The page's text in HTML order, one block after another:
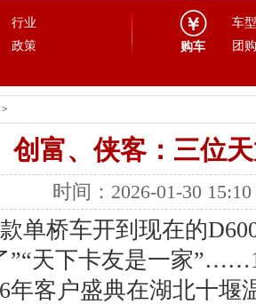
行业
政策 购车
车型
团购
>
创富、侠客：三位
时间：2026-01-30
单桥车开到现在的
”“天下卡友是一家
年客户盛典在湖北十堰